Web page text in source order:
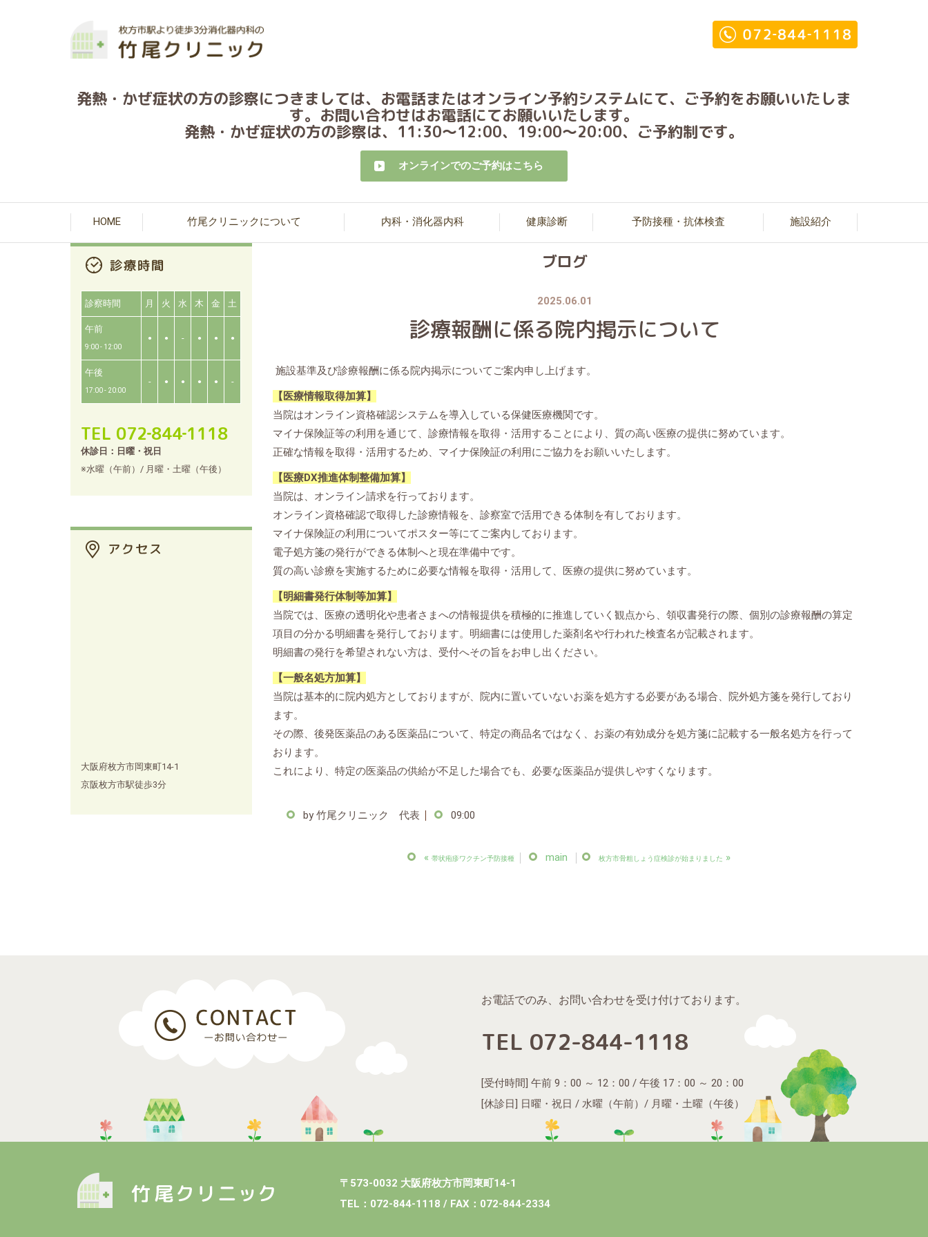
発熱・かぜ症状の方の診察につきましては、お電話またはオンライン予約システムにて、ご予約をお願いいたしま
す。お問い合わせはお電話にてお願いいたします。
発熱・かぜ症状の方の診察は、11:30～12:00、19:00～20:00、ご予約制です。
オンラインでのご予約はこちら
HOME 竹尾クリニックについて 内科・消化器内科 健康診断 予防接種・抗体検査 施設紹介
ブログ
2025.06.01
診療報酬に係る院内掲示について
施設基準及び診療報酬に係る院内掲示についてご案内申し上げます。
【医療情報取得加算】
当院はオンライン資格確認システムを導入している保健医療機関です。
マイナ保険証等の利用を通じて、診療情報を取得・活用することにより、質の高い医療の提供に努めています。
正確な情報を取得・活用するため、マイナ保険証の利用にご協力をお願いいたします。
【医療DX推進体制整備加算】
当院は、オンライン請求を行っております。
オンライン資格確認で取得した診療情報を、診察室で活用できる体制を有しております。
マイナ保険証の利用についてポスター等にてご案内しております。
電子処方箋の発行ができる体制へと現在準備中です。
質の高い診療を実施するために必要な情報を取得・活用して、医療の提供に努めています。
【明細書発行体制等加算】
当院では、医療の透明化や患者さまへの情報提供を積極的に推進していく観点から、領収書発行の際、個別の診療報酬の算定
項目の分かる明細書を発行しております。明細書には使用した薬剤名や行われた検査名が記載されます。
明細書の発行を希望されない方は、受付へその旨をお申し出ください。
【一般名処方加算】
当院は基本的に院内処方としておりますが、院内に置いていないお薬を処方する必要がある場合、院外処方箋を発行しており
ます。
その際、後発医薬品のある医薬品について、特定の商品名ではなく、お薬の有効成分を処方箋に記載する一般名処方を行って
おります。
これにより、特定の医薬品の供給が不足した場合でも、必要な医薬品が提供しやすくなります。
by竹尾クリニック 代表 09:00
«帯状疱疹ワクチン予防接種 main 枚方市骨粗しょう症検診が始まりました »
診察時間 月 火 水 木 金 土
午前
9:00 - 12:00
● ● - ● ● ●
午後
17:00 - 20:00
- ● ● ● ● -
TEL 072‐844‐1118
休診日：日曜・祝日
※水曜（午前）/ 月曜・土曜（午後）
大阪府枚方市岡東町14-1
京阪枚方市駅徒歩3分
お電話でのみ、お問い合わせを受け付けております。
TEL 072-844-1118
[受付時間] 午前 9：00 ～ 12：00 / 午後 17：00 ～ 20：00
[休診日] 日曜・祝日 / 水曜（午前）/ 月曜・土曜（午後）
〒573‐0032 大阪府枚方市岡東町14‐1
TEL：072‐844‐1118 / FAX：072‐844‐2334